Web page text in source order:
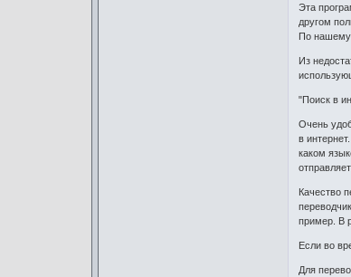
Эта
другом
По нашему
Из
"Поиск в
Очень
в
каком
Качество
пример. В
Если во
Для